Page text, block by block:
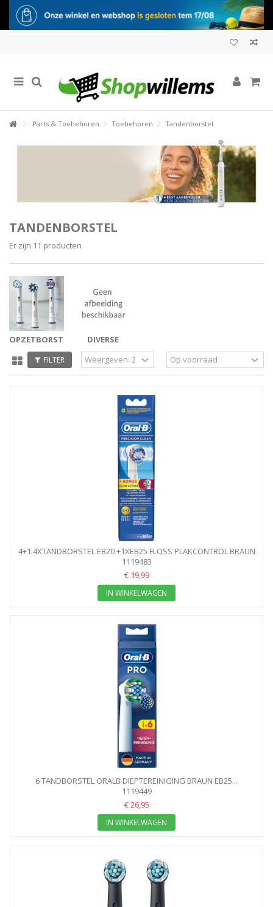
Parts & Toebehoren Toebehoren Tandenborstel
TANDENBORSTEL
Er zijn 11 producten
OPZETBORSTELS
DIVERSE
PARTS
FILTER
4+1:4XTANDBORSTEL EB20 +1XEB25 FLOSS PLAKCONTROL BRAUN
1119483
€ 19,99
IN WINKELWAGEN
6 TANDBORSTEL ORALB DIEPTEREINIGING BRAUN EB25...
1119449
€ 26,95
IN WINKELWAGEN